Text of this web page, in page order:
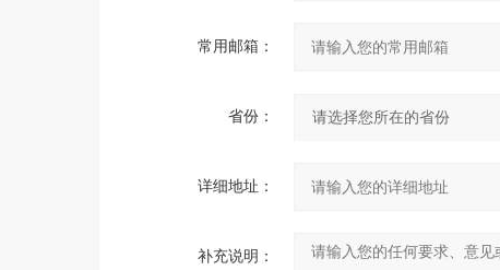
常用邮箱：
省份：
详细地址：
补充说明：